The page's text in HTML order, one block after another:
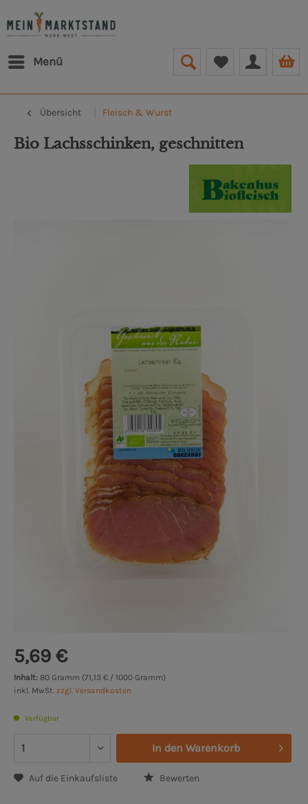
Menü
Übersicht Fleisch & Wurst
Bio Lachsschinken, geschnitten
5,69 €
Inhalt: 80 Gramm (71,13 € / 1000 Gramm)
inkl. MwSt. zzgl. Versandkosten
Verfügbar
In den Warenkorb
Auf die Einkaufsliste Bewerten